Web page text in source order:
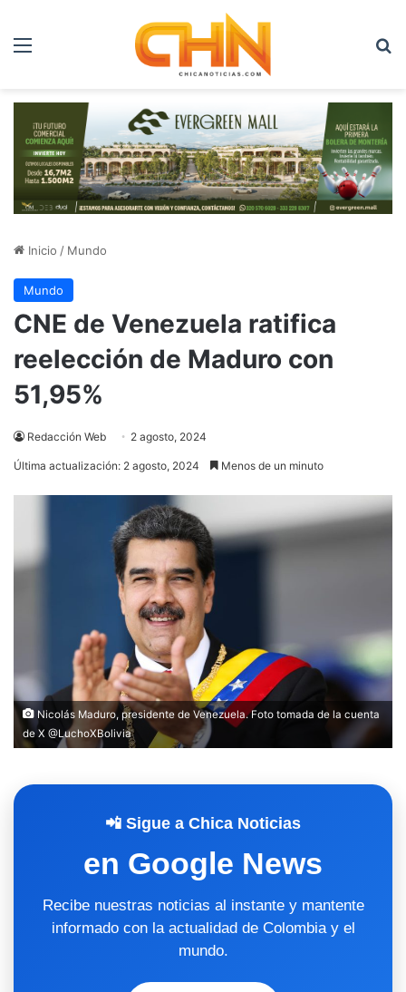
Menú
Inicio / Mundo
Mundo
CNE de Venezuela ratifica
reelección de Maduro con
51,95%
Redacción Web 2 agosto, 2024
Última actualización: 2 agosto, 2024 Menos de un minuto
Nicolás Maduro, presidente de Venezuela. Foto tomada de la cuenta
de X @LuchoXBolivia
📲 Sigue a Chica Noticias
en Google News
Recibe nuestras noticias al instante y mantente
informado con la actualidad de Colombia y el
mundo.